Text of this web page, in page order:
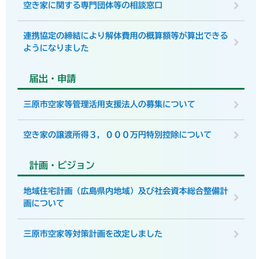
空き家に関する専門団体等の相談窓口
連携協定の締結により解体費用の概算額等が算出できる
ようになりました
届出・申請
三原市空家等管理活用支援法人の募集について
空き家の譲渡所得３，０００万円特別控除について
計画・ビジョン
地域住宅計画（広島県内地域）及び社会資本総合整備計
画について
三原市空家等対策計画を改定しました